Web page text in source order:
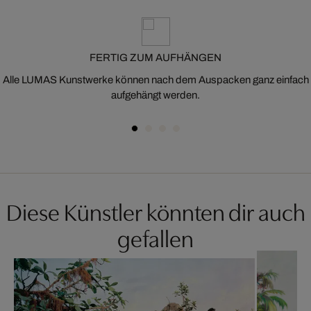
FERTIG ZUM AUFHÄNGEN
Alle LUMAS Kunstwerke können nach dem Auspacken ganz einfach
aufgehängt werden.
Diese Künstler könnten dir auch
gefallen